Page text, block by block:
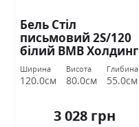
Бель Стіл
письмовий 2S/120
білий ВМВ Холдинг
Ширина
120.0см
Висота
80.0см
Глибина
55.0см
3 028 грн